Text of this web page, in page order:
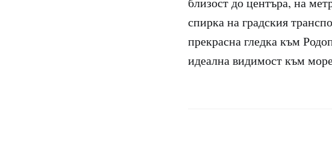
спирка на градския
прекрасна гледка към
идеална видимост към